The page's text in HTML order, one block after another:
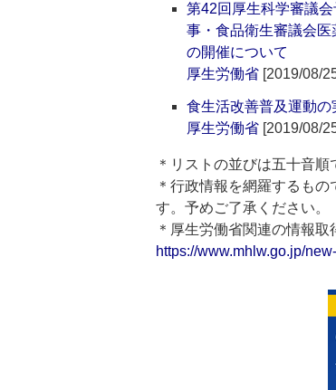
第42回厚生科学審議
事・食品衛生審議会医
の開催について
厚生労働省 [2019/08/
食生活改善普及運動の
厚生労働省 [2019/08/
＊リストの並びは五十音順
＊行政情報を網羅するも
す。予めご了承ください。
＊厚生労働省関連の情報
https://www.mhlw.go.jp/